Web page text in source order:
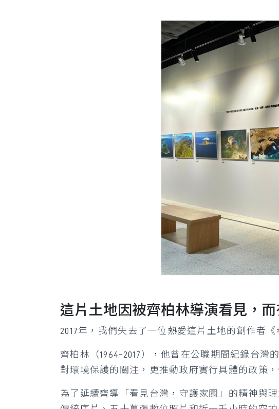
這片土地因被齊柏林導演看見，
2017年，我們失去了一位熱愛這片土地的創作者
齊柏林（1964-2017），他曾在公職期間紀錄台灣
對環境保護的關注，更推動政府實行具體的政策
為了延續齊導「看見台灣，守護家園」的精神與